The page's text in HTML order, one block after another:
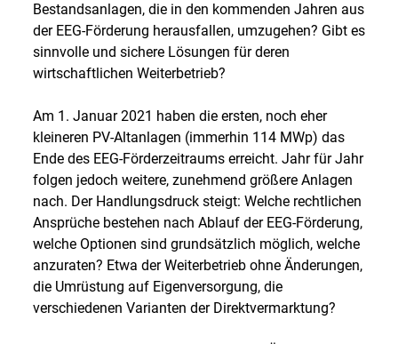
Bestandsanlagen, die in den kommenden Jahren aus
der EEG-Förderung herausfallen, umzugehen? Gibt es
sinnvolle und sichere Lösungen für deren
wirtschaftlichen Weiterbetrieb?
Am 1. Januar 2021 haben die ersten, noch eher
kleineren PV-Altanlagen (immerhin 114 MWp) das
Ende des EEG-Förderzeitraums erreicht. Jahr für Jahr
folgen jedoch weitere, zunehmend größere Anlagen
nach. Der Handlungsdruck steigt: Welche rechtlichen
Ansprüche bestehen nach Ablauf der EEG-Förderung,
welche Optionen sind grundsätzlich möglich, welche
anzuraten? Etwa der Weiterbetrieb ohne Änderungen,
die Umrüstung auf Eigenversorgung, die
verschiedenen Varianten der Direktvermarktung?